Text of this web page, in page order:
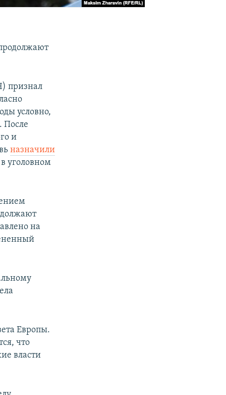
признал
условно,
После
и
назначили
уголовном
на
Европы.
что
власти